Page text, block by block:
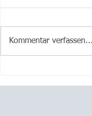
und lass recht
Kommentar verfassen...